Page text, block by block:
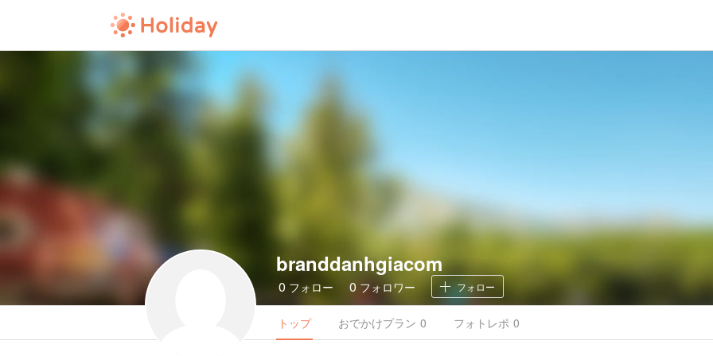
branddanhgiacom
0 フォロー 0 フォロワー フォロー
トップ おでかけプラン 0 フォトレポ 0